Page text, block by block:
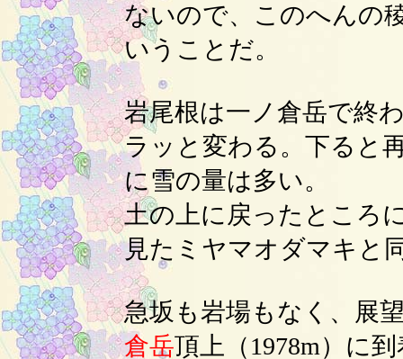
ないので、このへんの
いうことだ。
岩尾根は一ノ倉岳で終
ラッと変わる。下ると
に雪の量は多い。
土の上に戻ったところ
見たミヤマオダマキと
急坂も岩場もなく、展
倉岳頂上（1978m）に